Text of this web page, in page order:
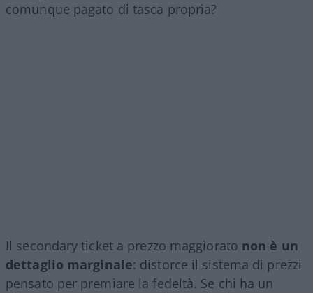
comunque pagato di tasca propria?
Il secondary ticket a prezzo maggiorato non è un
dettaglio marginale: distorce il sistema di prezzi
pensato per premiare la fedeltà. Se chi ha un